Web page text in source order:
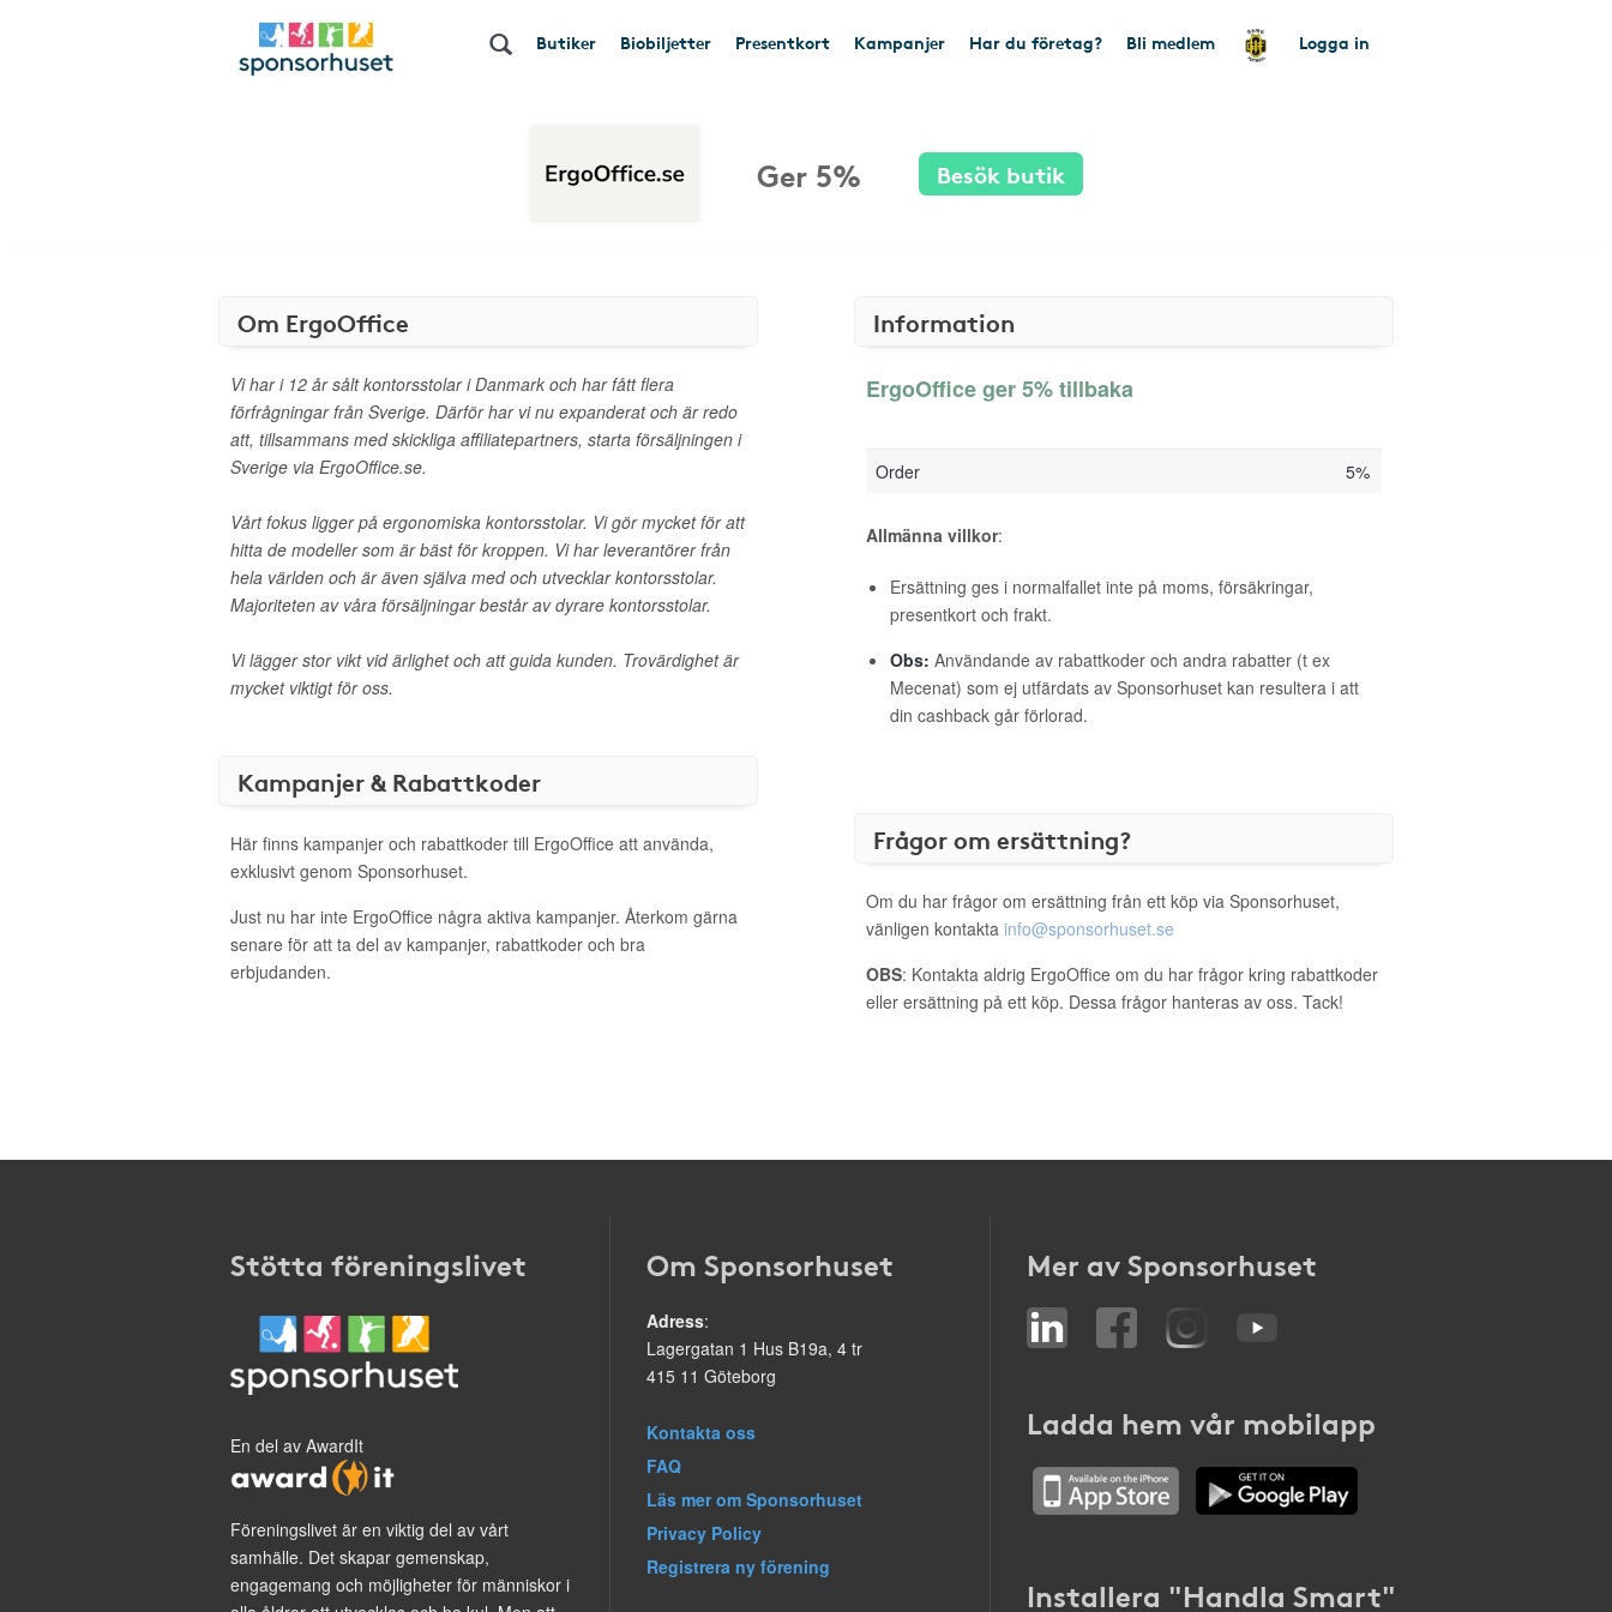
Butiker Biobiljetter Presentkort Kampanjer Har du företag? Bli medlem Logga in
Ger 5% Besök butik
Om ErgoOffice
Vi har i 12 år sålt kontorsstolar i Danmark och har fått flera
förfrågningar från Sverige. Därför har vi nu expanderat och är redo
att, tillsammans med skickliga affiliatepartners, starta försäljningen i
Sverige via ErgoOffice.se.
Vårt fokus ligger på ergonomiska kontorsstolar. Vi gör mycket för att
hitta de modeller som är bäst för kroppen. Vi har leverantörer från
hela världen och är även själva med och utvecklar kontorsstolar.
Majoriteten av våra försäljningar består av dyrare kontorsstolar.
Vi lägger stor vikt vid ärlighet och att guida kunden. Trovärdighet är
mycket viktigt för oss.
Kampanjer & Rabattkoder
Här finns kampanjer och rabattkoder till ErgoOffice att använda,
exklusivt genom Sponsorhuset.
Just nu har inte ErgoOffice några aktiva kampanjer. Återkom gärna
senare för att ta del av kampanjer, rabattkoder och bra
erbjudanden.
Information
ErgoOffice ger 5% tillbaka
Order 5%
Allmänna villkor:
Ersättning ges i normalfallet inte på moms, försäkringar,
presentkort och frakt.
Obs: Användande av rabattkoder och andra rabatter (t ex
Mecenat) som ej utfärdats av Sponsorhuset kan resultera i att
din cashback går förlorad.
Frågor om ersättning?
Om du har frågor om ersättning från ett köp via Sponsorhuset,
vänligen kontakta info@sponsorhuset.se
OBS: Kontakta aldrig ErgoOffice om du har frågor kring rabattkoder
eller ersättning på ett köp. Dessa frågor hanteras av oss. Tack!
Stötta föreningslivet
En del av AwardIt
Föreningslivet är en viktig del av vårt
samhälle. Det skapar gemenskap,
engagemang och möjligheter för människor i
Om Sponsorhuset
Adress:
Lagergatan 1 Hus B19a, 4 tr
415 11 Göteborg
Kontakta oss
FAQ
Läs mer om Sponsorhuset
Privacy Policy
Registrera ny förening
Mer av Sponsorhuset
Ladda hem vår mobilapp
Installera "Handla Smart"